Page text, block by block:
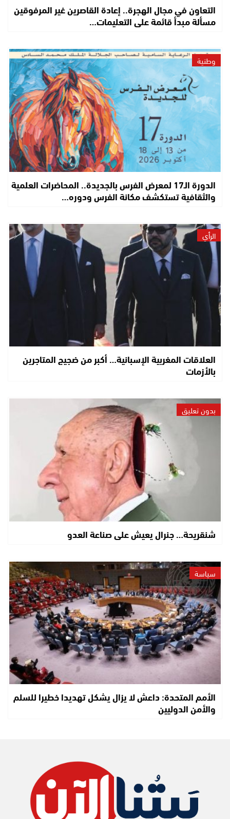
التعاون في مجال الهجرة.. إعادة القاصرين غير المرفوقين
مسألة مبدأ قائمة على التعليمات…
وطنية
الدورة الـ17 لمعرض الفرس بالجديدة.. المحاضرات العلمية
والثقافية تستكشف مكانة الفرس ودوره…
الرأي
العلاقات المغربية الإسبانية… أكبر من ضجيج المتاجرين
بالأزمات
بدون تعليق
شنقريحة… جنرال يعيش على صناعة العدو
سياسة
الأمم المتحدة: داعش لا يزال يشكل تهديدا خطيرا للسلم
والأمن الدوليين